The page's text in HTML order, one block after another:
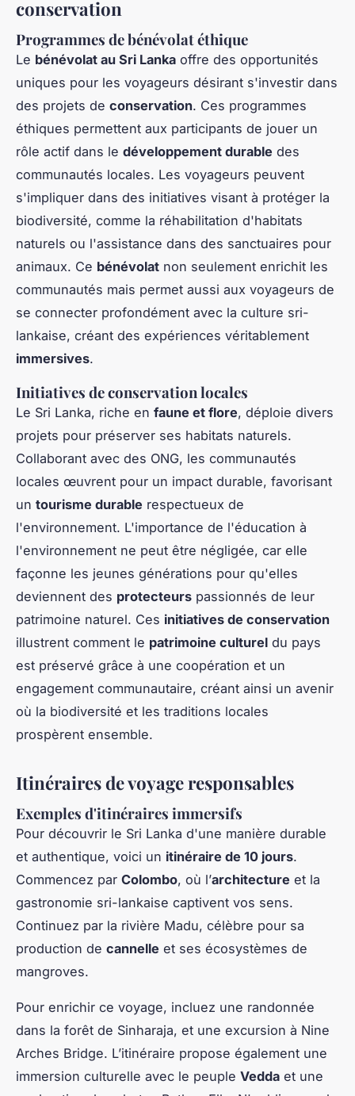
conservation
Programmes de bénévolat éthique
Le bénévolat au Sri Lanka offre des opportunités
uniques pour les voyageurs désirant s'investir dans
des projets de conservation. Ces programmes
éthiques permettent aux participants de jouer un
rôle actif dans le développement durable des
communautés locales. Les voyageurs peuvent
s'impliquer dans des initiatives visant à protéger la
biodiversité, comme la réhabilitation d'habitats
naturels ou l'assistance dans des sanctuaires pour
animaux. Ce bénévolat non seulement enrichit les
communautés mais permet aussi aux voyageurs de
se connecter profondément avec la culture sri-
lankaise, créant des expériences véritablement
immersives.
Initiatives de conservation locales
Le Sri Lanka, riche en faune et flore, déploie divers
projets pour préserver ses habitats naturels.
Collaborant avec des ONG, les communautés
locales œuvrent pour un impact durable, favorisant
un tourisme durable respectueux de
l'environnement. L'importance de l'éducation à
l'environnement ne peut être négligée, car elle
façonne les jeunes générations pour qu'elles
deviennent des protecteurs passionnés de leur
patrimoine naturel. Ces initiatives de conservation
illustrent comment le patrimoine culturel du pays
est préservé grâce à une coopération et un
engagement communautaire, créant ainsi un avenir
où la biodiversité et les traditions locales
prospèrent ensemble.
Itinéraires de voyage responsables
Exemples d'itinéraires immersifs
Pour découvrir le Sri Lanka d'une manière durable
et authentique, voici un itinéraire de 10 jours.
Commencez par Colombo, où l’architecture et la
gastronomie sri-lankaise captivent vos sens.
Continuez par la rivière Madu, célèbre pour sa
production de cannelle et ses écosystèmes de
mangroves.
Pour enrichir ce voyage, incluez une randonnée
dans la forêt de Sinharaja, et une excursion à Nine
Arches Bridge. L’itinéraire propose également une
immersion culturelle avec le peuple Vedda et une